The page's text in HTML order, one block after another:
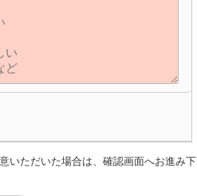
いただいた場合は、確認画面へお進み下